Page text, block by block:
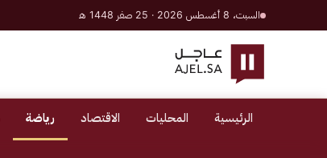
السبت، 8 أغسطس 2026 · 25 صفر 1448 هـ
الرئيسية المحليات الاقتصاد رياضة